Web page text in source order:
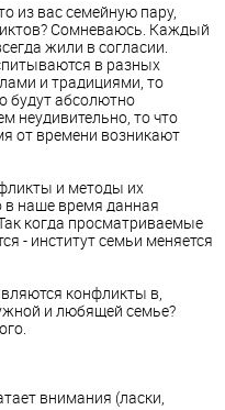
из вас семейную пару,
Сомневаюсь. Каждый
жили в согласии.
в разных
и традициями, то
будут абсолютно
неудивительно, то что
от времени возникают
и методы их
в наше время данная
когда просматриваемые
- институт семьи меняется
конфликты в,
и любящей семье?
внимания (ласки,